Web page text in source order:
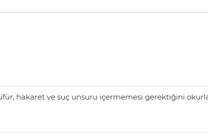
hakaret ve suç unsuru içermemesi gerektiğini